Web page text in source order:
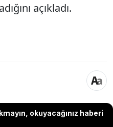
açıkladı.
okuyacağınız haberi